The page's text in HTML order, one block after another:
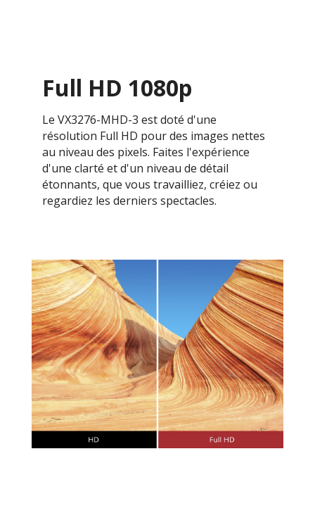
Full HD 1080p
Le VX3276-MHD-3 est doté d'une
résolution Full HD pour des images nettes
au niveau des pixels. Faites l'expérience
d'une clarté et d'un niveau de détail
étonnants, que vous travailliez, créiez ou
regardiez les derniers spectacles.